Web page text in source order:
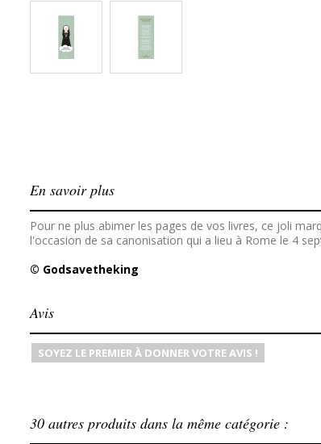
En savoir plus
Pour ne plus abimer les pages de vos livres, ce joli
l'occasion de sa canonisation qui a lieu à Rome le 4
© Godsavetheking
Avis
SOYEZ LE PREMIER À DONNER VOTRE AVIS !
30 autres produits dans la même catégorie :